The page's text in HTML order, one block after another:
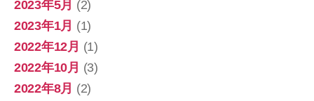
2023年5月 (2)
2023年1月 (1)
2022年12月 (1)
2022年10月 (3)
2022年8月 (2)